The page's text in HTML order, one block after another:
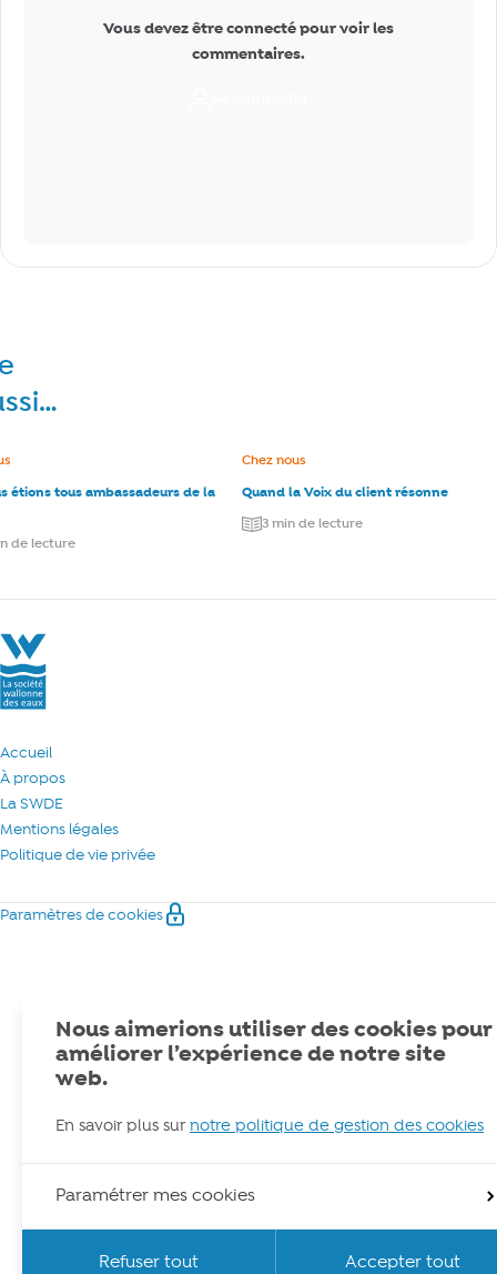
Vous devez être connecté pour voir les
commentaires.
étions tous ambassadeurs de la
:
de lecture
Quand la Voix du client résonne
Catégorie :
Chez nous
3 min de lecture
La Société Wallonne des Eaux
Accueil
À propos
La SWDE
Mentions légales
Politique de vie privée
Paramètres de cookies
Nous aimerions utiliser des cookies pour
améliorer l’expérience de notre site
web.
En savoir plus surnotre politique de gestion des cookies
Paramétrer mes cookies
Refuser tout Accepter tout